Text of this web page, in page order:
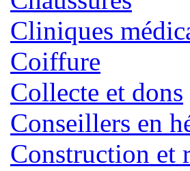
Cliniques
Coiffure
Collecte et dons
Conseillers en
Construction et